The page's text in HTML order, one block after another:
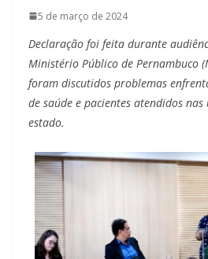
5 de março de 2024
Declaração foi feita durante
Ministério Público de Pernambuco
foram discutidos problemas
de saúde e pacientes atendidos
estado.